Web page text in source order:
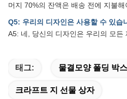
머지 70%의 잔액은 배송 전에 지불해
Q5: 우리의 디자인은 사용할 수 있습
A5: 네, 당신의 디자인은 우리의 모든
태그: 물결모양 폴딩 박스
크라프트 지 선물 상자